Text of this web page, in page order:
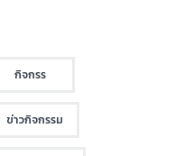
กิจกรร
ข่าวกิจกรรม